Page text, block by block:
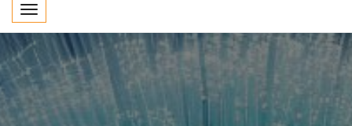
Toggle navigation